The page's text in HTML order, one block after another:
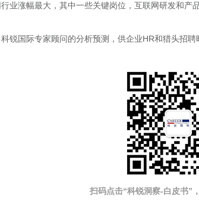
业涨幅最大，其中一些关键岗位，互联网研发和产
锐国际专家顾问的分析预测，供企业HR和猎头招聘
扫码点击“科锐洞察-白皮书”